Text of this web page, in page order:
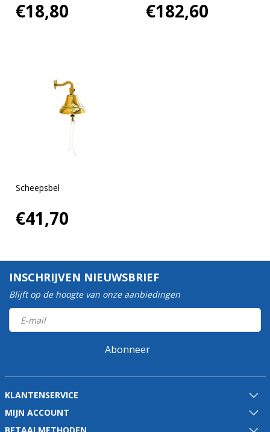
€18,80 €182,60
Scheepsbel
€41,70
INSCHRIJVEN NIEUWSBRIEF
Blijft op de hoogte van onze aanbiedingen
Abonneer
KLANTENSERVICE
MIJN ACCOUNT